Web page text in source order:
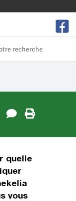
quelle
vous